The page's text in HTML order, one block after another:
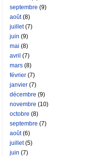
septembre (9)
août(8)
juillet(7)
juin (9)
mai (8)
avril (7)
mars (8)
février (7)
janvier (7)
décembre (9)
novembre (10)
octobre (8)
septembre (7)
août(6)
juillet(5)
juin (7)